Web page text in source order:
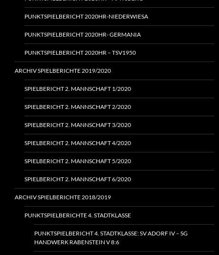
PUNKTSPIELBERICHT 2020HR-NIEDERWIESA
PUNKTSPIELBERICHT 2020HR- GERMANIA
PUNKTSPIELBERICHT 2020HR – TSV1950
ARCHIV SPIELBERICHTE 2019/2020
SPIELBERICHT 2. MANNSCHAFT 1/2020
SPIELBERICHT 2. MANNSCHAFT 2/2020
SPIELBERICHT 2. MANNSCHAFT 3/2020
SPIELBERICHT 2. MANNSCHAFT 4/2020
SPIELBERICHT 2. MANNSCHAFT 5/2020
SPIELBERICHT 2. MANNSCHAFT 6/2020
ARCHIV SPIELBERICHTE 2018/2019
PUNKTSPIELBERICHTE 4. STADTKLASSE
PUNKTSPIELBERICHT 4. STADTKLASSE: SV ADORF IV – SG
HANDWERK RABENSTEIN V 8:6